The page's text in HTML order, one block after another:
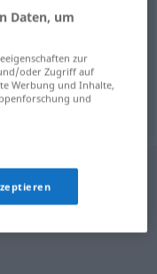
Daten, um
zur
oder Zugriff auf
Werbung und Inhalte,
und